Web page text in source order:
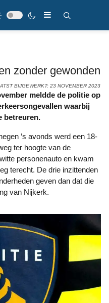
zonder gewonden
BIJGEWERKT: 23 NOVEMBER 2023
waarbij
betreuren.
ter hoogte van de
personenauto en kwam
terecht. De drie inzittenden
geven dan dat die
van Nijkerk.